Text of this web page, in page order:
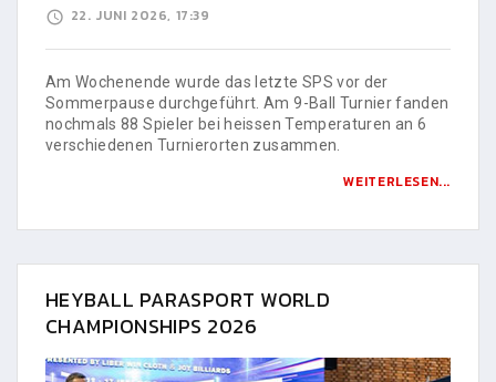
22. JUNI 2026, 17:39
Am Wochenende wurde das letzte SPS vor der
Sommerpause durchgeführt. Am 9-Ball Turnier fanden
nochmals 88 Spieler bei heissen Temperaturen an 6
verschiedenen Turnierorten zusammen.
WEITERLESEN...
HEYBALL PARASPORT WORLD
CHAMPIONSHIPS 2026